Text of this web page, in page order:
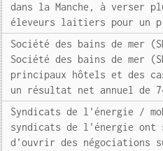
dans la Manche, à verser
éleveurs laitiers pour un
Société des bains de mer
Société des bains de mer
principaux hôtels et des
un résultat net annuel de
Syndicats de l'énergie /
syndicats de l'énergie ont
d'ouvrir des négociations